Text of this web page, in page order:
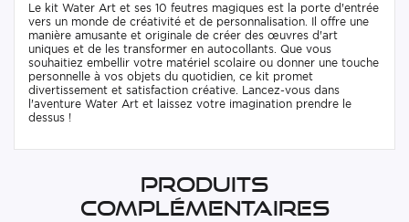
Le kit Water Art et ses 10 feutres magiques est la porte d'entrée
vers un monde de créativité et de personnalisation. Il offre une
manière amusante et originale de créer des œuvres d'art
uniques et de les transformer en autocollants. Que vous
souhaitiez embellir votre matériel scolaire ou donner une touche
personnelle à vos objets du quotidien, ce kit promet
divertissement et satisfaction créative. Lancez-vous dans
l'aventure Water Art et laissez votre imagination prendre le
dessus !
Produits
complémentaires